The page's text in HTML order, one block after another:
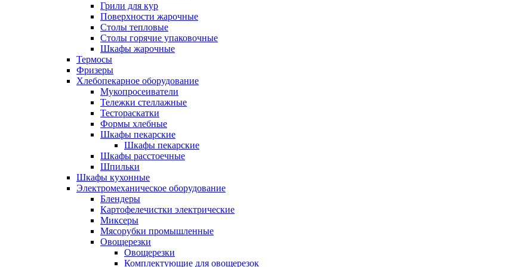
Грили для кур
Поверхности жарочные
Столы тепловые
Столы горячие упаковочные
Шкафы жарочные
Термосы
Фризеры
Хлебопекарное оборудование
Мукопросеиватели
Тележки стеллажные
Тестораскатки
Формы хлебные
Шкафы пекарские
Шкафы пекарские
Шкафы расстоечные
Шпильки
Шкафы кухонные
Электромеханическое оборудование
Блендеры
Картофелечистки электрические
Миксеры
Мясорубки промышленные
Овощерезки
Овощерезки
Комплектующие для овощерезок